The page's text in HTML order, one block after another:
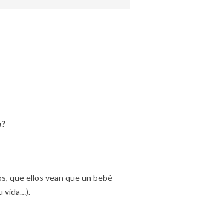
que ellos vean que un bebé
vida…).